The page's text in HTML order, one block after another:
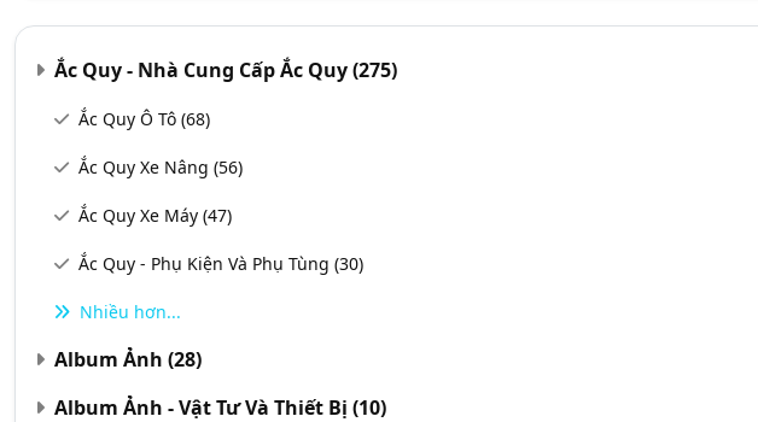
Ắc Quy - Nhà Cung Cấp Ắc Quy(275)
Ắc Quy Ô Tô (68)
Ắc Quy Xe Nâng (56)
Ắc Quy Xe Máy (47)
Ắc Quy - Phụ Kiện Và Phụ Tùng (30)
Nhiều hơn...
Album Ảnh (28)
Album Ảnh - Vật Tư Và Thiết Bị (10)